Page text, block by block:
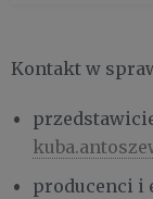
Kontakt w
producenci i